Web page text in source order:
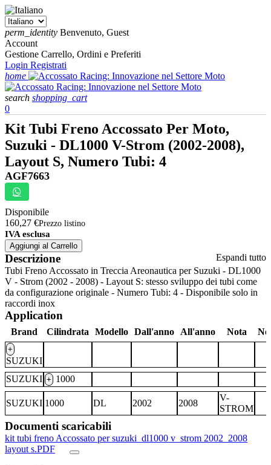
perm_identity Benvenuto, Guest
Account
Gestione Carrello, Ordini e Preferiti
Login Registrati
home
search shopping_cart
0
Kit Tubi Freno Accossato Per Moto,
Suzuki - DL1000 V-Strom (2002-2008),
Layout S, Numero Tubi: 4
AGF7663
Disponibile
160,27 €Prezzo listino
IVA esclusa
Aggiungi al Carrello
Espandi tutto
Descrizione
Tubi Freno Accossato in Treccia Areonautica per Suzuki - DL1000
V - Strom (2002 - 2008) - Layout S: stesso sviluppo dei tubi come
da configurazione originale - Numero Tubi: 4 - Disponibile solo in
raccordi inox
Application
Brand Cilindrata Modello Dall'anno All'anno Nota
+
SUZUKI
SUZUKI + 1000
SUZUKI 1000 DL 2002 2008
V-
STROM
Documenti scaricabili
kit tubi freno Accossato per suzuki_dl1000 v_strom 2002_2008
layout s.PDF